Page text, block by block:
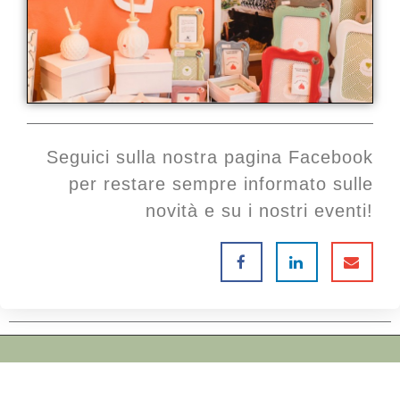
Seguici sulla nostra pagina Facebook
per restare sempre informato sulle
novità e su i nostri eventi!